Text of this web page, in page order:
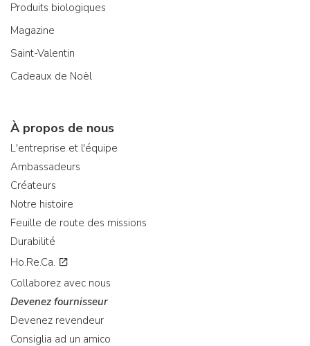
Produits biologiques
Magazine
Saint-Valentin
Cadeaux de Noël
À propos de nous
L'entreprise et l'équipe
Ambassadeurs
Créateurs
Notre histoire
Feuille de route des missions
Durabilité
Ho.Re.Ca.
Collaborez avec nous
Devenez fournisseur
Devenez revendeur
Consiglia ad un amico